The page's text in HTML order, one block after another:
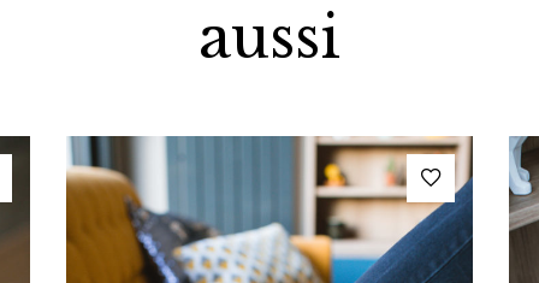
aussi